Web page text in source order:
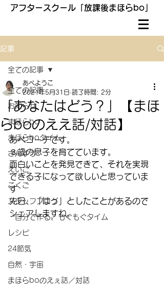
アフタースクール「放課後まほらbo」
記事
全ての記事
お知らせ
まほらbo
まほらboタイム
さんすう
えいご
こくご
スタッフブログ
〝自分で作る〟もぐもぐタイム
レシピ
24節気
自然・宇宙
まほらboのえぇ話／対話
全ての記事
「あなたはどう？」【まほ
らboのええ話/対話】
あべようこ
2021年5月31日 読了時間: 2分
あべコーチです。
３歳の息子を育てています。
面白いことを発見できて、それを実現
できる子になって欲しいと思っていま
す
先日、「はっ」としたことがあるので
シェアしますね。